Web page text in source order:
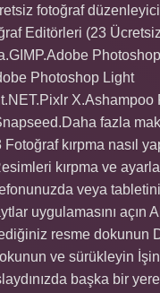
fotoğraf
Editörleri (23 Ücretsiz
Photoshop
Photoshop Light
X.Ashampoo
fazla
kırpma nasıl
kırpma ve
veya
uygulamasını açın
resme dokunun
ve sürükleyin
başka bir